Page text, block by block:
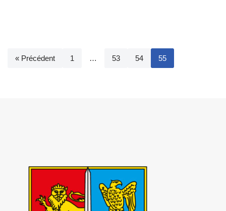
« Précédent 1 … 53 54 55